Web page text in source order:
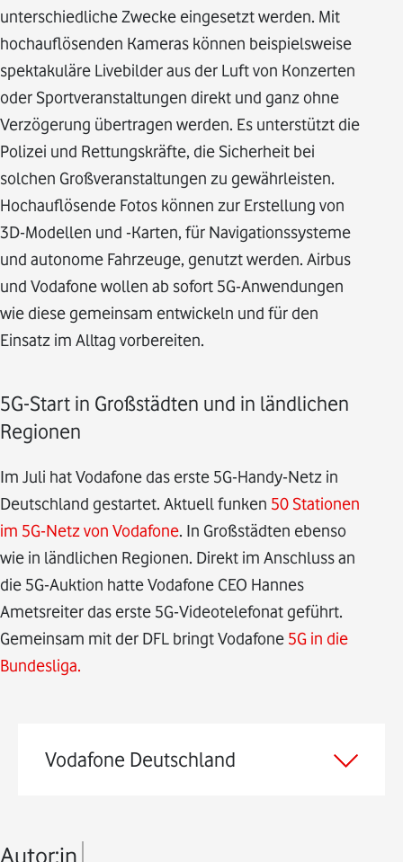
unterschiedliche Zwecke eingesetzt werden. Mit
hochauflösenden Kameras können beispielsweise
spektakuläre Livebilder aus der Luft von Konzerten
oder Sportveranstaltungen direkt und ganz ohne
Verzögerung übertragen werden. Es unterstützt die
Polizei und Rettungskräfte, die Sicherheit bei
solchen Großveranstaltungen zu gewährleisten.
Hochauflösende Fotos können zur Erstellung von
3D-Modellen und -Karten, für Navigationssysteme
und autonome Fahrzeuge, genutzt werden. Airbus
und Vodafone wollen ab sofort 5G-Anwendungen
wie diese gemeinsam entwickeln und für den
Einsatz im Alltag vorbereiten.
5G-Start in Großstädten und in ländlichen
Regionen
Im Juli hat Vodafone das erste 5G-Handy-Netz in
Deutschland gestartet. Aktuell funken 50 Stationen
im 5G-Netz von Vodafone. In Großstädten ebenso
wie in ländlichen Regionen. Direkt im Anschluss an
die 5G-Auktion hatte Vodafone CEO Hannes
Ametsreiter das erste 5G-Videotelefonat geführt.
Gemeinsam mit der DFL bringt Vodafone 5G in die
Bundesliga.
Vodafone Deutschland
Autor:in